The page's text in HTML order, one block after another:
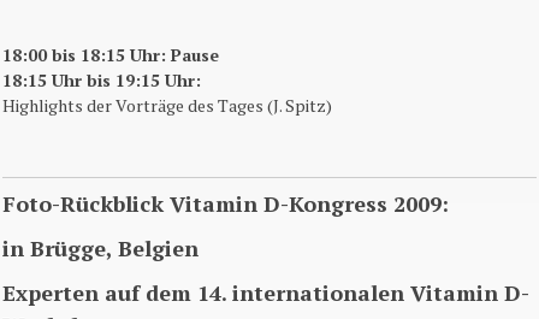
18:00 bis 18:15 Uhr: Pause
18:15 Uhr bis 19:15 Uhr:
Highlights der Vorträge des Tages (J. Spitz)
Foto-Rückblick Vitamin D-Kongress 2009:
in Brügge, Belgien
Experten auf dem 14. internationalen Vitamin D-